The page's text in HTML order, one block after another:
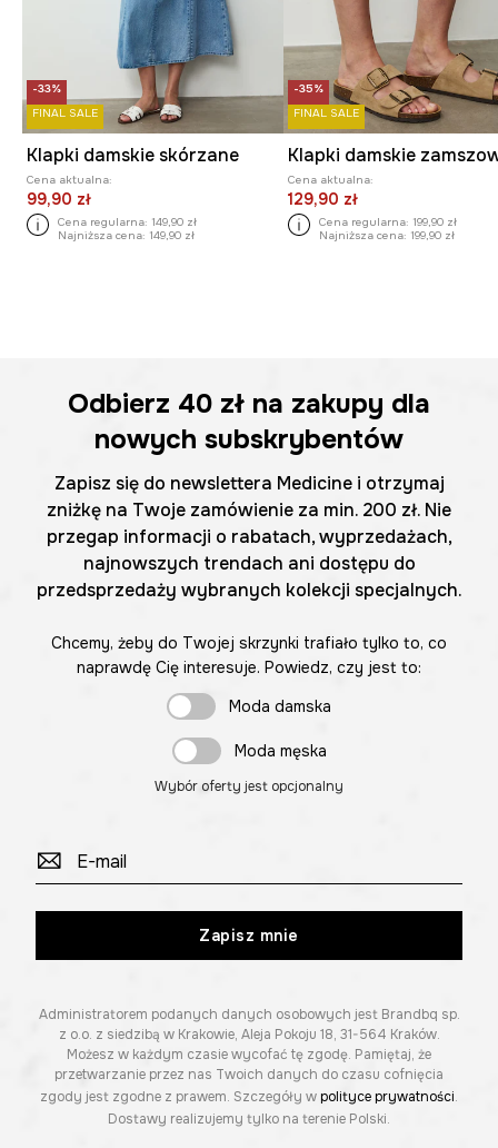
-33%
FINAL SALE
Klapki damskie skórzane
Cena aktualna:
99,90 zł
Cena regularna: 149,90 zł
Najniższa cena: 149,90 zł
-35%
FINAL SALE
Cena aktualna:
129,90 zł
Cena regularna: 199,90 zł
Najniższa cena: 199,90 zł
Odbierz 40 zł na zakupy dla
nowych subskrybentów
Zapisz się do newslettera Medicine i otrzymaj
zniżkę na Twoje zamówienie za min. 200 zł. Nie
przegap informacji o rabatach, wyprzedażach,
najnowszych trendach ani dostępu do
przedsprzedaży wybranych kolekcji specjalnych.
Chcemy, żeby do Twojej skrzynki trafiało tylko to, co
naprawdę Cię interesuje. Powiedz, czy jest to:
Moda damska
Moda męska
Wybór oferty jest opcjonalny
Zapisz mnie
Administratorem podanych danych osobowych jest Brandbq sp.
z o.o. z siedzibą w Krakowie, Aleja Pokoju 18, 31-564 Kraków.
Możesz w każdym czasie wycofać tę zgodę. Pamiętaj, że
przetwarzanie przez nas Twoich danych do czasu cofnięcia
zgody jest zgodne z prawem. Szczegóły wpolityce prywatności.
Dostawy realizujemy tylko na terenie Polski.